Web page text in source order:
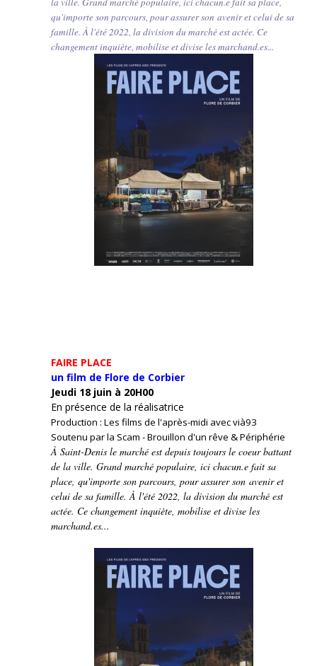
qu'importe son parcours, pour assurer son avenir et celui de sa
famille. À l'été 2022, la division du marché est actée. Ce
changement inquiète, mobilise et divise les marchand.es...
FAIRE PLACE
un film de Flore de Corbier
Jeudi 18 juin à 20H00
En présence de la réalisatrice
Production : Les films de l'après-midi avec vià93
Soutenu par la Scam - Brouillon d'un rêve & Périphérie
À Saint-Denis le marché est depuis toujours le coeur battant
de la ville. Grand marché populaire, ici chacun.e fait sa
place, qu'importe son parcours, pour assurer son avenir et
celui de sa famille. À l'été 2022, la division du marché est
actée. Ce changement inquiète, mobilise et divise les
marchand.es...